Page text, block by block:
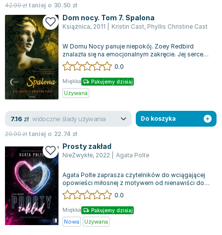
42.99złtaniej o 30.50 zł
Dom nocy. Tom 7. Spalona
Książnica, 2011 Kristin Cast, Phyllis Christine Cast
W Domu Nocy panuje niepokój. Zoey Redbird
znalazła się na emocjonalnym zakręcie. Jej serce
jest w rozsypce, a wszystko, co do tej...
0.0
Miękka Pakujemy dzisiaj
Używana
7.16 zł widoczne ślady używania
29.90złtaniej o 22.74 zł
Do koszyka
Prosty zakład
NieZwykłe, 2022 Agata Polte
Agata Polte zaprasza czytelników do wciągającej
opowieści miłosnej z motywem od nienawiści do
miłości, osadzonej w realiach ameryk...
0.0
Miękka Pakujemy dzisiaj
Nowa Używana